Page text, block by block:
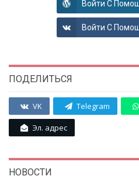
Войти С
Войти С
ПОДЕЛИТЬСЯ
VK Telegram
Эл. адрес
НОВОСТИ